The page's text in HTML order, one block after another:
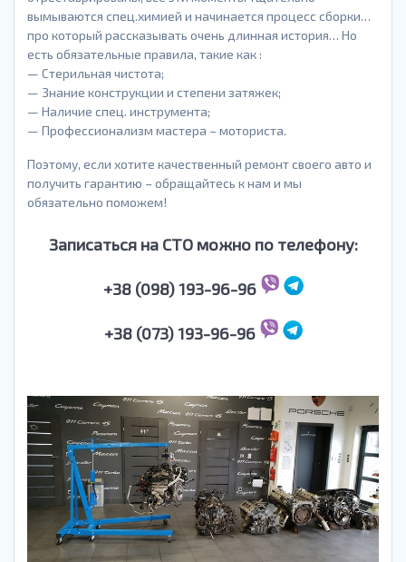
вымываются спец.химией и начинается процесс сборки…
про который рассказывать очень длинная история… Но
есть обязательные правила, такие как :
— Стерильная чистота;
— Знание конструкции и степени затяжек;
— Наличие спец. инструмента;
— Профессионализм мастера – моториста.
Поэтому, если хотите качественный ремонт своего авто и
получить гарантию – обращайтесь к нам и мы
обязательно поможем!
Записаться на СТО можно по телефону:
+38 (098) 193-96-96
+38 (073) 193-96-96